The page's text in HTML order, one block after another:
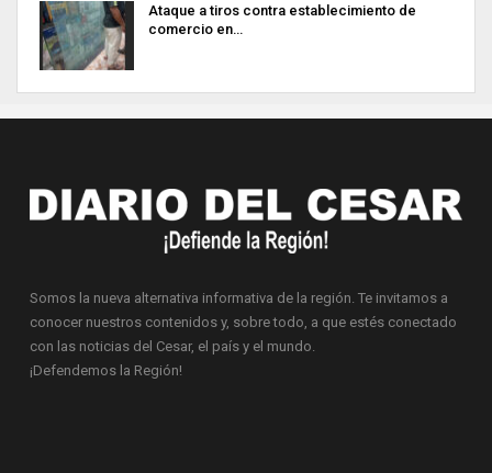
Ataque a tiros contra establecimiento de
comercio en…
Somos la nueva alternativa informativa de la región. Te invitamos a
conocer nuestros contenidos y, sobre todo, a que estés conectado
con las noticias del Cesar, el país y el mundo.
¡Defendemos la Región!